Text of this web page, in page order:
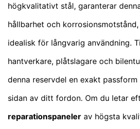
högkvalitativt stål, garanterar
hållbarhet och
idealisk för långvarig användning.
hantverkare, plåtslagare och
denna reservdel en exakt passform
sidan av ditt fordon. Om du letar
reparationspaneler av högsta